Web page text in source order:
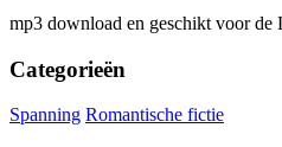
mp3 download en geschikt voor de
Categorieën
Spanning Romantische fictie